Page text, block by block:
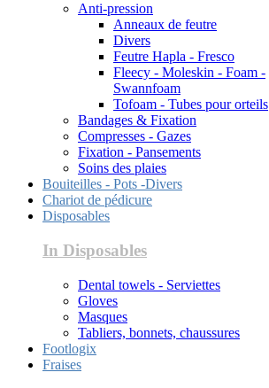
Anti-pression
Anneaux de feutre
Divers
Feutre Hapla - Fresco
Fleecy - Moleskin - Foam -
Swannfoam
Tofoam - Tubes pour orteils
Bandages & Fixation
Compresses - Gazes
Fixation - Pansements
Soins des plaies
Bouiteilles - Pots -Divers
Chariot de pédicure
Disposables
In Disposables
Dental towels - Serviettes
Gloves
Masques
Tabliers, bonnets, chaussures
Footlogix
Fraises